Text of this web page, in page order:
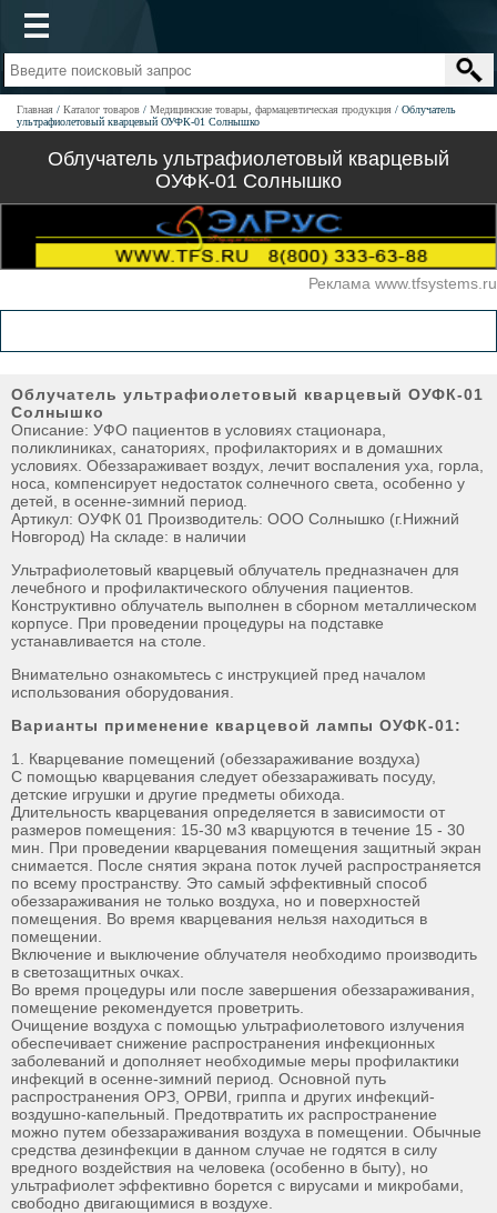
Главная Каталог товаров Медицинские товары, фармацевтическая продукция
Облучатель
ультрафиолетовый кварцевый ОУФК-01 Солнышко
Облучатель ультрафиолетовый кварцевый
ОУФК-01 Солнышко
Реклама www.tfsystems.ru
Облучатель ультрафиолетовый кварцевый ОУФК-01
Солнышко
Описание: УФО пациентов в условиях стационара,
поликлиниках, санаториях, профилакториях и в домашних
условиях. Обеззараживает воздух, лечит воспаления уха, горла,
носа, компенсирует недостаток солнечного света, особенно у
детей, в осенне-зимний период.
Артикул: ОУФК 01 Производитель: ООО Солнышко (г.Нижний
Новгород) На складе: в наличии
Ультрафиолетовый кварцевый облучатель предназначен для
лечебного и профилактического облучения пациентов.
Конструктивно облучатель выполнен в сборном металлическом
корпусе. При проведении процедуры на подставке
устанавливается на столе.
Внимательно ознакомьтесь с инструкцией пред началом
использования оборудования.
Варианты применение кварцевой лампы ОУФК-01:
1. Кварцевание помещений (обеззараживание воздуха)
С помощью кварцевания следует обеззараживать посуду,
детские игрушки и другие предметы обихода.
Длительность кварцевания определяется в зависимости от
размеров помещения: 15-30 м3 кварцуются в течение 15 - 30
мин. При проведении кварцевания помещения защитный экран
снимается. После снятия экрана поток лучей распространяется
по всему пространству. Это самый эффективный способ
обеззараживания не только воздуха, но и поверхностей
помещения. Во время кварцевания нельзя находиться в
помещении.
Включение и выключение облучателя необходимо производить
в светозащитных очках.
Во время процедуры или после завершения обеззараживания,
помещение рекомендуется проветрить.
Очищение воздуха с помощью ультрафиолетового излучения
обеспечивает снижение распространения инфекционных
заболеваний и дополняет необходимые меры профилактики
инфекций в осенне-зимний период. Основной путь
распространения ОРЗ, ОРВИ, гриппа и других инфекций-
воздушно-капельный. Предотвратить их распространение
можно путем обеззараживания воздуха в помещении. Обычные
средства дезинфекции в данном случае не годятся в силу
вредного воздействия на человека (особенно в быту), но
ультрафиолет эффективно борется с вирусами и микробами,
свободно двигающимися в воздухе.